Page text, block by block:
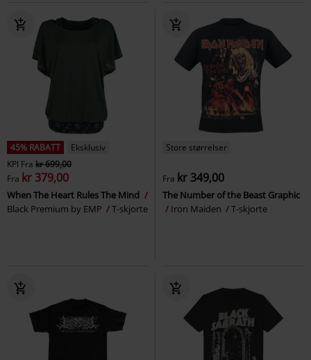
45% RABATT
Eksklusiv
KPI Fra kr 699,00
Fra kr 379,00
When The Heart Rules The Mind
Black Premium by EMP
T-skjorte
Store størrelser
Fra kr 349,00
The Number of the Beast Graphic
Iron Maiden
T-skjorte